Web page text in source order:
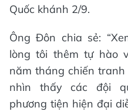
Quốc khánh 2/9.
Ông Đôn chia sẻ:
lòng tôi thêm tự hào
năm tháng chiến
nhìn thấy các đội
phương tiện hiện đại